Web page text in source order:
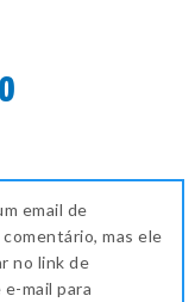
email de
mas ele
no link de
mail para